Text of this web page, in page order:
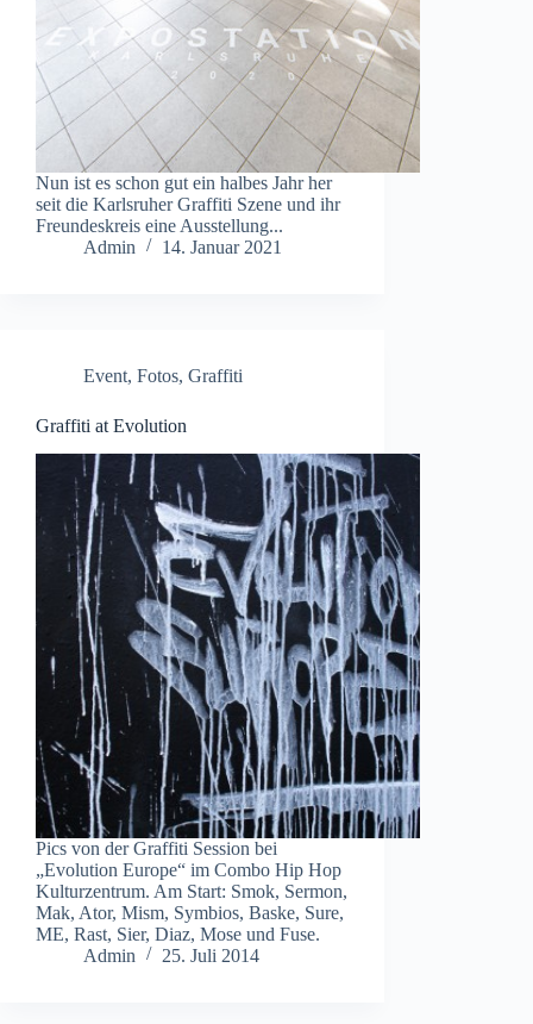
Nun ist es schon gut ein halbes Jahr her
seit die Karlsruher Graffiti Szene und ihr
Freundeskreis eine Ausstellung...
Admin
14. Januar 2021
Event, Fotos, Graffiti
Graffiti at Evolution
Pics von der Graffiti Session bei
„Evolution Europe“ im Combo Hip Hop
Kulturzentrum. Am Start: Smok, Sermon,
Mak, Ator, Mism, Symbios, Baske, Sure,
ME, Rast, Sier, Diaz, Mose und Fuse.
Admin
25. Juli 2014